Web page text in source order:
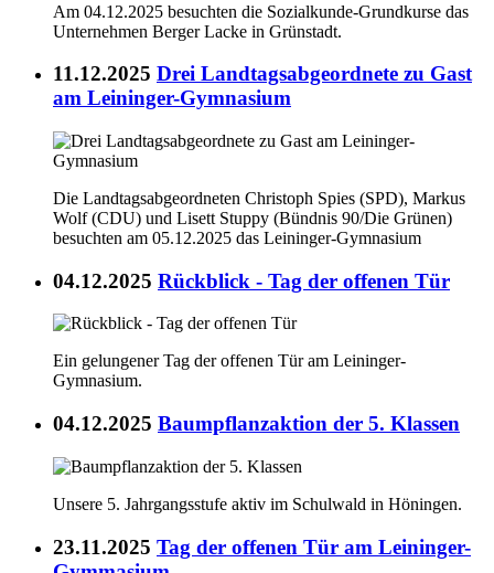
Am 04.12.2025 besuchten die Sozialkunde-Grundkurse das
Unternehmen Berger Lacke in Grünstadt.
11.12.2025 Drei Landtagsabgeordnete zu Gast
am Leininger-Gymnasium
Die Landtagsabgeordneten Christoph Spies (SPD), Markus
Wolf (CDU) und Lisett Stuppy (Bündnis 90/Die Grünen)
besuchten am 05.12.2025 das Leininger-Gymnasium
04.12.2025 Rückblick - Tag der offenen Tür
Ein gelungener Tag der offenen Tür am Leininger-
Gymnasium.
04.12.2025 Baumpflanzaktion der 5. Klassen
Unsere 5. Jahrgangsstufe aktiv im Schulwald in Höningen.
23.11.2025 Tag der offenen Tür am Leininger-